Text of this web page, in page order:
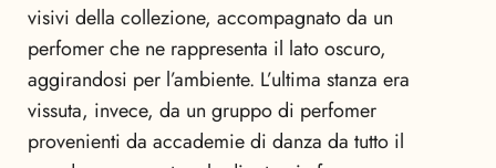
visivi della collezione, accompagnato da un
perfomer che ne rappresenta il lato oscuro,
aggirandosi per l’ambiente. L’ultima stanza era
vissuta, invece, da un gruppo di perfomer
provenienti da accademie di danza da tutto il